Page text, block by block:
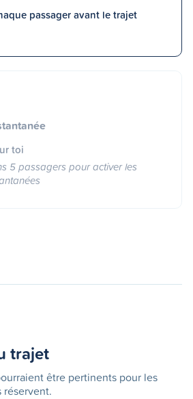
passager avant le trajet
toi
5 passagers pour activer les
trajet
être pertinents pour les
réservent.